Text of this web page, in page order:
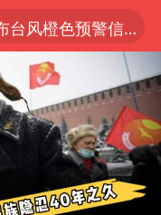
浙江温州发布台风橙色预警信号
限定体验
袭击贯穿浙江
男童模仿奥特曼从高处跳下致骨折
性内裤 颜面尽失
视频丨中国东方电气集团原党组副书记、董事宋致远被查